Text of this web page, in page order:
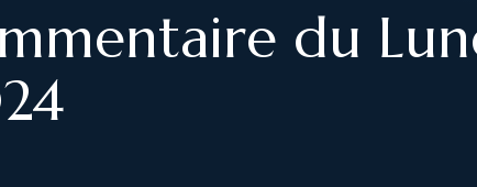
du